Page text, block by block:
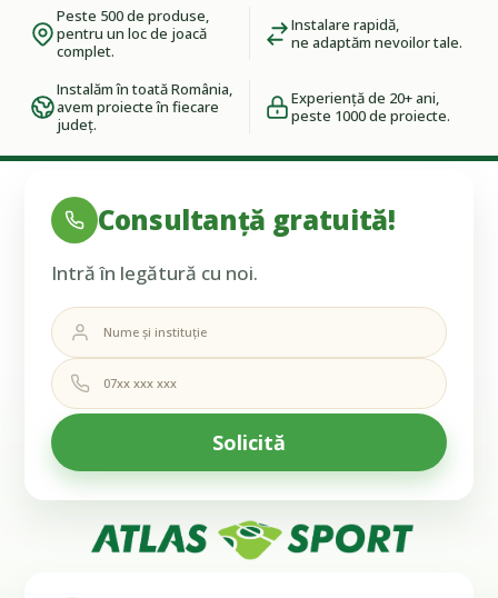
Peste 500 de produse,
pentru un loc de joacă
complet.
Instalare rapidă,
ne adaptăm nevoilor tale.
Instalăm în toată România,
avem proiecte în fiecare
județ.
Experiență de 20+ ani,
peste 1000 de proiecte.
Consultanță gratuită!
Intră în legătură cu noi.